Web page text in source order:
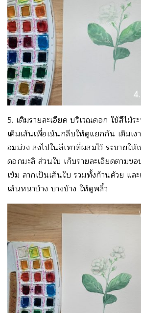
5. เติมรายละเอียด บริเวณดอก ใช้สีไม้ร
เติมเส้นเพื่อเน้นกลีบให้ดูแยกกัน เติมเ
อมม่วง ลงไปในสีเทาที่ผสมไว้ ระบายใ
ดอกมะลิ ส่วนใบ เก็บรายละเอียดตามข
เข้ม ลากเป็นเส้นใบ รวมทั้งก้านด้วย แล
เส้นหนาบ้าง บางบ้าง ให้ดูพลิ้ว